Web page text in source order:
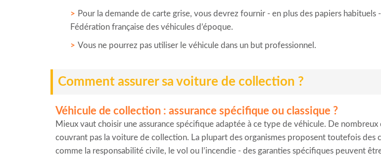
Pour la demande de carte grise, vous devrez fournir - en plus des papiers
Fédération française des véhicules d’époque.
Vous ne pourrez pas utiliser le véhicule dans un but professionnel.
Comment assurer sa voiture de collection ?
Véhicule de collection : assurance spécifique ou classique ?
Mieux vaut choisir une assurance spécifique adaptée à ce type de véhicule. De nombreux
couvrant pas la voiture de collection. La plupart des organismes proposent toutefois des
comme la responsabilité civile, le vol ou l’incendie - des garanties spécifiques peuvent